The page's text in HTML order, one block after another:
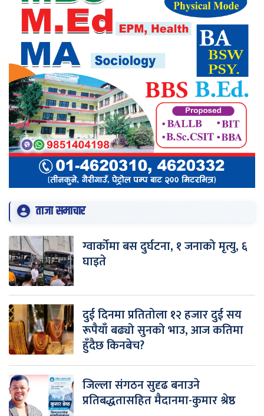
ताजा समाचार
ग्वार्कोमा बस दुर्घटना, १ जनाको मृत्यु, ६
घाइते
दुई दिनमा प्रतितोला १२ हजार दुई सय
रूपैयाँ बढ्यो सुनको भाउ, आज कतिमा
हुँदैछ किनबेच?
जिल्ला संगठन सुदृढ बनाउने
प्रतिबद्धतासहित मैदानमा-कुमार श्रेष्ठ